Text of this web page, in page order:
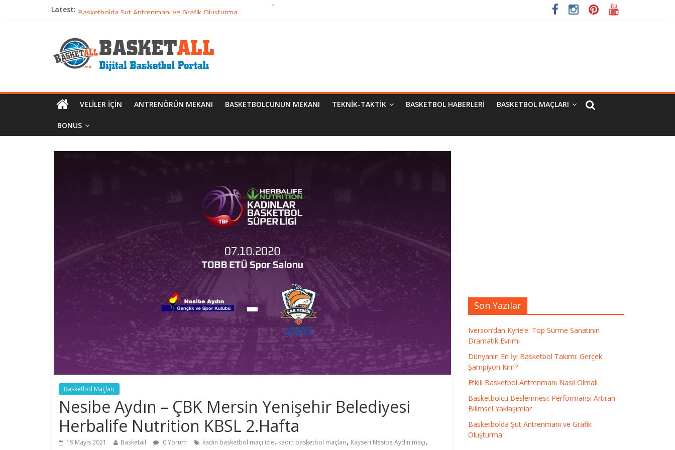
Latest: Basketbolcu Beslenmesi: Performansı Artıran Bilimsel Yaklaşımlar
Dünyanın En İyi Basketbol Takımı: Gerçek Şampiyon Kim?
Etkili Basketbol Antrenmanı Nasıl Olmalı
VELILER İÇIN ANTRENÖRÜN MEKANI BASKETBOLCUNUN MEKANI TEKNIK-TAKTIK BASKETBOL HABERLERI BASKETBOL MAÇLARI
BONUS
Basketbol Maçları
Nesibe Aydın – ÇBK Mersin Yenişehir Belediyesi
Herbalife Nutrition KBSL 2.Hafta
19 Mayıs 2021 Basketall 0 Yorum kadın basketbol maçı izle, kadın basketbol maçları, Kayseri Nesibe Aydın maçı,
Son Yazılar
Iverson’dan Kyrie’e: Top Sürme Sanatının
Dramatik Evrimi
Dünyanın En İyi Basketbol Takımı: Gerçek
Şampiyon Kim?
Etkili Basketbol Antrenmanı Nasıl Olmalı
Basketbolcu Beslenmesi: Performansı Artıran
Bilimsel Yaklaşımlar
Basketbolda Şut Antrenmanı ve Grafik
Oluşturma